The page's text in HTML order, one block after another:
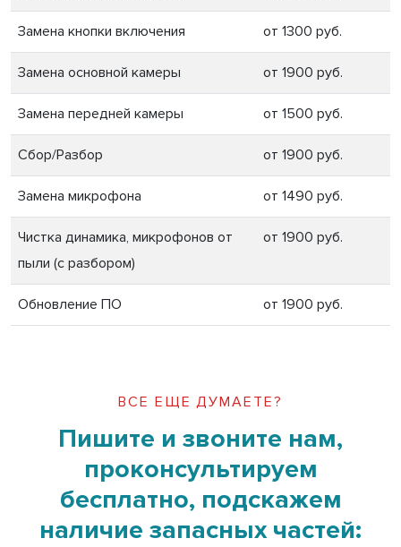
Замена кнопки включения от 1300 руб.
Замена основной камеры от 1900 руб.
Замена передней камеры от 1500 руб.
Сбор/Разбор от 1900 руб.
Замена микрофона от 1490 руб.
Чистка динамика, микрофонов от
пыли (с разбором)
от 1900 руб.
Обновление ПО от 1900 руб.
ВСЕ ЕЩЕ ДУМАЕТЕ?
Пишите и звоните нам,
проконсультируем
бесплатно, подскажем
наличие запасных частей: